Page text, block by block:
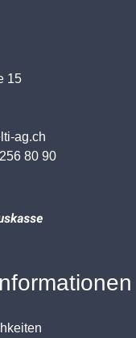
15
ag.ch
80 90